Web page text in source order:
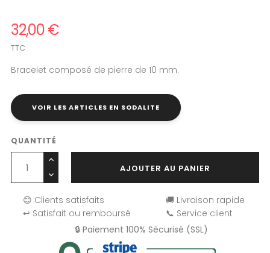
32,00 €
TTC
Bracelet composé de pierre de 10 mm.
VOIR LES ARTICLES EN SODALITE
QUANTITÉ
AJOUTER AU PANIER
😊 Clients satisfaits
🚚 Livraison rapide
↩️ Satisfait ou remboursé
📞 Service client
🔒 Paiement 100% Sécurisé (SSL)